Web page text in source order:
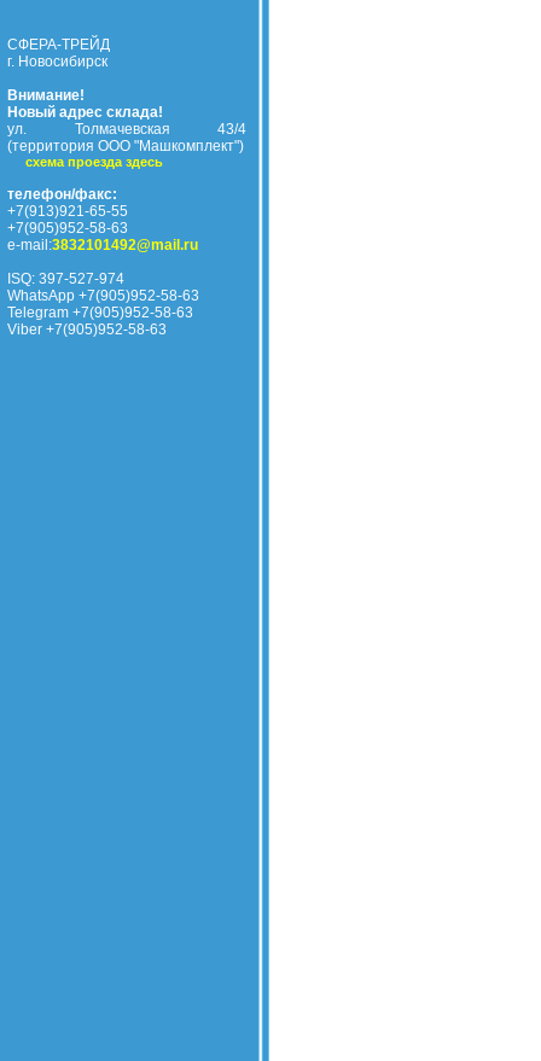
СФЕРА-ТРЕЙД
г. Новосибирск
Внимание!
Новый адрес склада!
ул. Толмачевская 43/4
(территория ООО "Машкомплект")
схема проезда здесь
телефон/факс:
+7(913)921-65-55
+7(905)952-58-63
e-mail:3832101492@mail.ru
ISQ: 397-527-974
WhatsApp +7(905)952-58-63
Telegram +7(905)952-58-63
Viber +7(905)952-58-63